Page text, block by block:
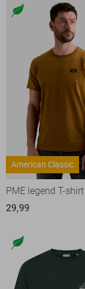
American Classic
PME legend T-shirt
29,99